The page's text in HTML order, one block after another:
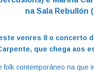
na Sala Rebullón
venres 8 o concerto
que chega aos
folk contemporáneo na